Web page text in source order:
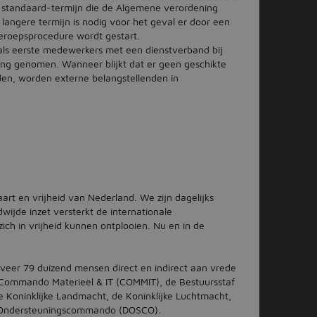
termijn die de Algemene verordening
termijn is nodig voor het geval er door een
wordt gestart.
eerste medewerkers met een dienstverband bij
genomen. Wanneer blijkt dat er geen geschikte
worden externe belangstellenden in
en vrijheid van Nederland. We zijn dagelijks
inzet versterkt de internationale
in vrijheid kunnen ontplooien. Nu en in de
79 duizend mensen direct en indirect aan vrede
Materieel & IT (COMMIT), de Bestuursstaf
Landmacht, de Koninklijke Luchtmacht,
(DOSCO).